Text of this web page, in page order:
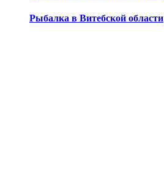
Рыбалка в Витебской области